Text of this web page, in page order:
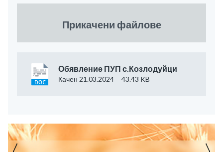
Прикачени файлове
Обявление ПУП с.Козлодуйци
Качен 21.03.2024 43.43 KB